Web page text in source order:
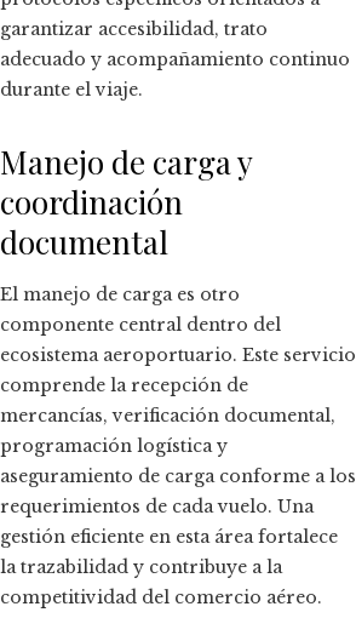
garantizar accesibilidad, trato
adecuado y acompañamiento continuo
durante el viaje.
Manejo de carga y
coordinación
documental
El manejo de carga es otro
componente central dentro del
ecosistema aeroportuario. Este servicio
comprende la recepción de
mercancías, verificación documental,
programación logística y
aseguramiento de carga conforme a los
requerimientos de cada vuelo. Una
gestión eficiente en esta área fortalece
la trazabilidad y contribuye a la
competitividad del comercio aéreo.